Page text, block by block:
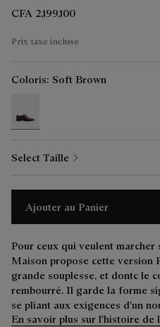
CFA 2,199,100
Prix taxe incluse
Coloris: Soft Brown
Select Taille
Ajouter au Panier
Pour ceux qui veulent
Maison propose cette version
grande souplesse, et dontc le
rembourré. Il garde la forme
se pliant aux exigences d'un
En savoir plus sur l'histoire de